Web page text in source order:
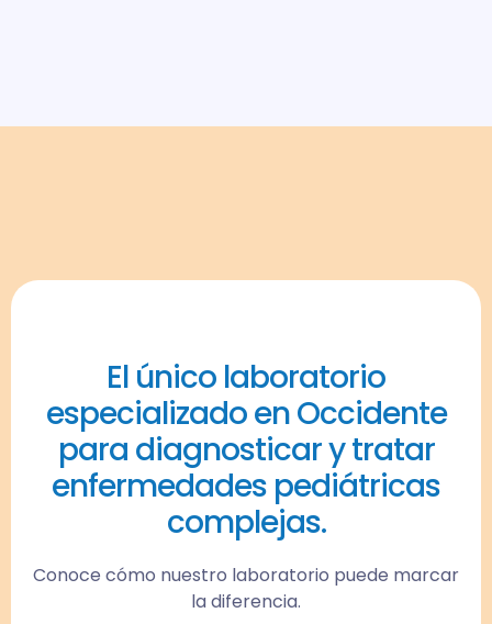
El único laboratorio
especializado en Occidente
para diagnosticar y tratar
enfermedades pediátricas
complejas.
Conoce cómo nuestro laboratorio puede marcar
la diferencia.